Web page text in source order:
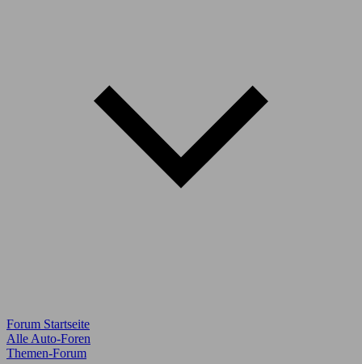
Forum Startseite
Alle Auto-Foren
Themen-Forum